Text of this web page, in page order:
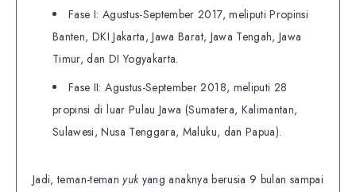
Fase I: Agustus-September 2017, meliputi Propinsi
Banten, DKI Jakarta, Jawa Barat, Jawa Tengah, Jawa
Timur, dan DI Yogyakarta.
Fase II: Agustus-September 2018, meliputi 28
propinsi di luar Pulau Jawa (Sumatera, Kalimantan,
Sulawesi, Nusa Tenggara, Maluku, dan Papua).
Jadi, teman-temanyuk yang anaknya berusia 9 bulan sampai